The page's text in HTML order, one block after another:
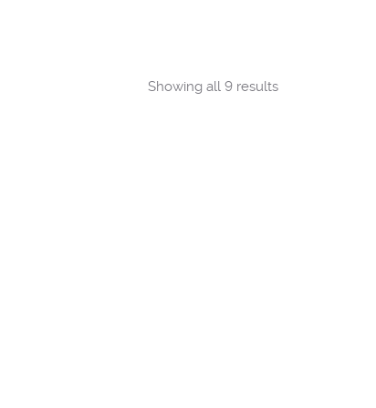
Showing all 9 resultsSorted